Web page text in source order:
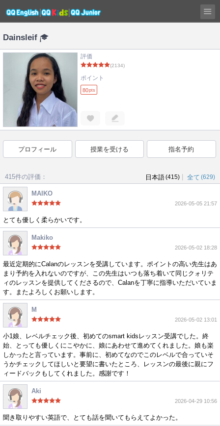
Dainsleif
評価
(2134)
ポイント
80pts
プロフィール 授業を受ける 指名予約
415件の評価： 日本語(415) 全て (629)
MAIKO
2026-05-05 21:57
とても優しく柔らかいです。
Makiko
2026-05-02 18:28
最近定期的にCalanのレッスンを受講しています。ポイントの高い先生はあ
まり予約を入れないのですが、この先生はいつも落ち着いて同じクォリテ
ィのレッスンを提供してくださるので、Calanを丁寧に指導いただいていま
す。またよろしくお願いします。
M
2026-05-02 13:01
小1娘、レベルチェック後、初めてのsmart kidsレッスン受講でした。終
始、とっても優しくにこやかに、娘にあわせて進めてくれました。娘も楽
しかったと言っています。事前に、初めてなのでこのレベルで合っていそ
うかチェックしてほしいと要望に書いたところ、レッスンの最後に親にフ
ィードバックもしてくれました。感謝です！
Aki
2026-04-29 10:56
聞き取りやすい英語で、とても話を聞いてもらえてよかった。